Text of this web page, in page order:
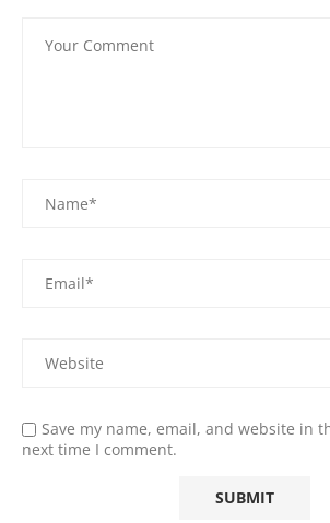
Save my name, email, and website in
next time I comment.